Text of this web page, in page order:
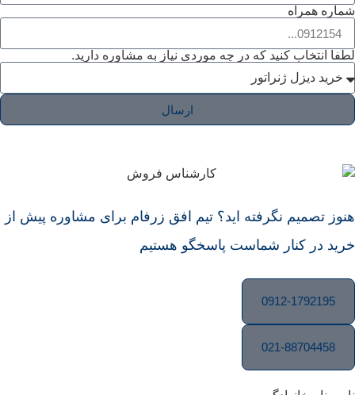
کنید که در چه موردی نیاز به مشاوره دارید.
نگرفته اید؟ تیم افق زرفام برای مشاوره پیش از
شماست پاسخگو هستیم
0912-
021-